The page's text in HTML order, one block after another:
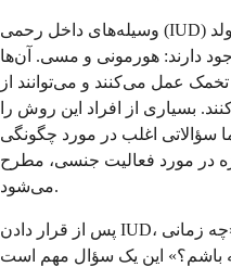
وسیله‌های داخل رحمی (IUD) یک گزینه محبوب برای کنترل تولد
دارند: هورمونی و مسی. آن‌ها
تخمک عمل می‌کنند و می‌توانند از
بسیاری از افراد این روش را
سؤالاتی اغلب در مورد چگونگی
در مورد فعالیت جنسی، مطرح
می‌شود.
پس از قرار دادن IUD، بسیاری از افراد می‌پرسند: «چه زمانی
باشم؟» این یک سؤال مهم است